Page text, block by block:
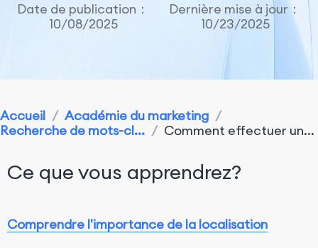
Date de publication：
10/08/2025
Dernière mise à jour：
10/23/2025
Accueil / Académie du marketing /
Recherche de mots-cl... / Comment effectuer un...
Ce que vous apprendrez?
Comprendre l'importance de la localisation